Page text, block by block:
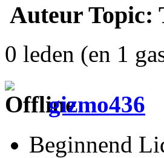
Auteur Topic:
0 leden (en 1
gizmo436
Beginnend